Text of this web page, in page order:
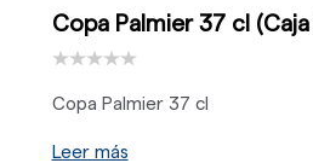
Copa Palmier 37 cl
Copa Palmier 37 cl
Leer más